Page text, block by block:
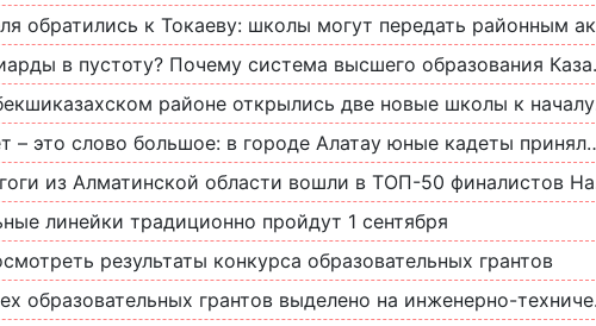
к Токаеву: школы могут передать районным акиматам, педагоги бьют тревогу
в пустоту? Почему система высшего образования Казахстана дорожает, но не становится лучше
районе открылись две новые школы к началу учебного года
слово большое: в городе Алатау юные кадеты приняли присягу. Какие льготы даются выпускникам
из Алматинской области вошли в ТОП-50 финалистов Национальной Премии «Учитель Казахстана»
линейки традиционно пройдут 1 сентября
результаты конкурса образовательных грантов
образовательных грантов выделено на инженерно-технические специальности